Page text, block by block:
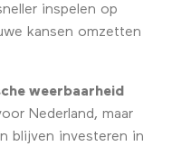
inspelen op
kansen omzetten
weerbaarheid
Nederland, maar
blijven investeren in